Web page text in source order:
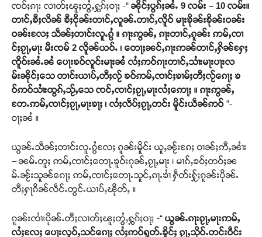
ၸဝ်ႈၵႃး လၢတ်ႈၽူႈတွႆႇႁွၵ်ႈဝႃႈ -“ ၼိုင်ႈပွၵ်ႈၼႆႉ 9 လမ်း – 10 လမ်း။
တၢင်ႇၶီႈလိၼ် ၶီႈငိုၼ်းတၢင်ႇလူၼ်ႉတၢင်ႇလိူဝ် မႃးၶိုၼ်းၶိုၼ်းဝၼ်း
ဝၼ်းလႄႈ သဵၼ်ႈတၢင်းလူႉၵွႆ ။ ၵႃးဢွၼ်ႇ ၵႃးတၢင်ႇၵူၼ်း ဢမ်ႇၸၢ
င်ႈၵႂႃႇမႃး မီးၸမ် 2 လိူၼ်ယဝ်ႉ ၊ တေႃႈၼင်ႇၵႃးဢၼ်တၢင်ႇႁိၼ်ႁႄႈ
ၸိူဝ်းၼႆႉၼႆ ပေႃးၶဝ်လူင်းမႃးၼႆ လႆႈဢဝ်ၵႃးတၢင်ႇသၢႆးမႃးပႃးလ
မ်းၼိုင်ႈသေ တၢင်းယၢပ်ႇတီႈလႂ် ၶဝ်ဢမ်ႇၸၢင်ႈၶၢမ်ႈတီႈလႂ်ၵေႃႈ ၶ
ဝ်ဢဝ်သၢႆးထွၵ်ႇသႂ်ႇသေ ၸင်ႇၸၢင်ႈၵႂႃႇမႃးလႆႈဢေႃႈ ။ ၵႃးဢွၼ်ႇ
တႄႉဢမ်ႇၸၢင်ႈၵႂႃႇမႃးၶႃႈ ၊ လႆႈလဵပ်ႈၵႂႃႇတင်း မိူင်းယဵၼ်ဢဝ် ”-
ဝႃႈၼႆ ။
ယွၼ်ႉသဵၼ်ႈတၢင်းလူႉၵွႆလႄႈ ၵူၼ်းမိူင်း ယူႇၼႂ်းၵႄႈ ဝၢၼ်ႈဢီႇၼၢႆး
– ၼမ်ႉတူႈ ဢမ်ႇၸၢင်ႈတေႃႉၶူဝ်းၵုၼ်ႇၵႂႃႇမႃး ၊ မၢၵ်ႇၶဝ်ႈတဝ်ႈၼ
မ်ႉၼႂ်းသူၼ်ၵေႃႈ ဢမ်ႇၸၢင်ႈတေႃႉသူင်ႇၵႃႉၶၢႆ ႁဵတ်းႁႂ်ႈၵူၼ်းပိုၼ်ႉ
တီႈႁႃၵိၼ်လဵင်ႉတွင်ႉယၢပ်ႇၽိုတ်ႇ ။
ၵူၼ်းၸၢႆးပိုၼ်ႉတီႈလၢတ်ႈၽူႈတွႆႇႁွၵ်ႈဝႃႈ -“ ယွၼ်ႉၵႃးၵႂႃႇမႃးဢမ်ႇ
လႆႈလႄႈ ပေႃးလူဝ်ႇသင်ၵေႃႈ လႆႈဢဝ်ရူတ်ႉၶိူင်ႈ ၵႂႃႇသိုဝ်ႉတင်းဝဵင်း